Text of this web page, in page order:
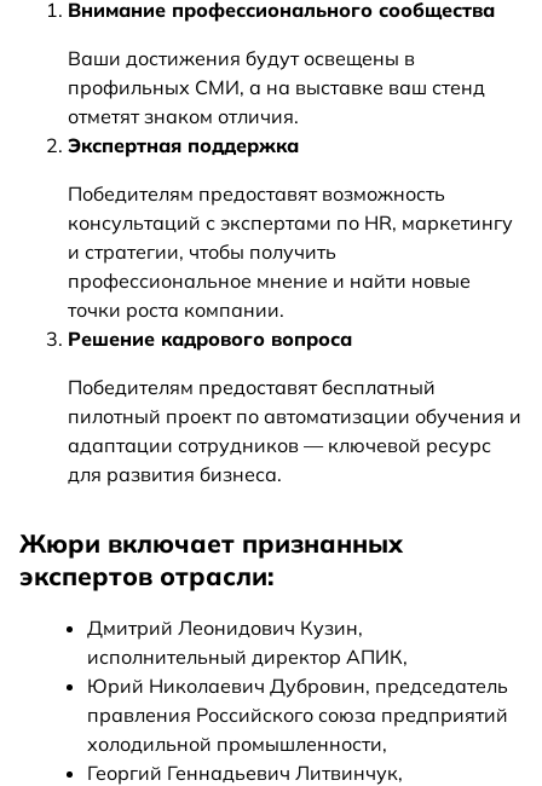
Внимание профессионального сообщества
Ваши достижения будут освещены в
профильных СМИ, а на выставке ваш стенд
отметят знаком отличия.
Экспертная поддержка
Победителям предоставят возможность
консультаций с экспертами по HR, маркетингу
и стратегии, чтобы получить
профессиональное мнение и найти новые
точки роста компании.
Решение кадрового вопроса
Победителям предоставят бесплатный
пилотный проект по автоматизации обучения и
адаптации сотрудников — ключевой ресурс
для развития бизнеса.
Жюри включает признанных
экспертов отрасли:
Дмитрий Леонидович Кузин,
исполнительный директор АПИК,
Юрий Николаевич Дубровин, председатель
правления Российского союза предприятий
холодильной промышленности,
Георгий Геннадьевич Литвинчук,